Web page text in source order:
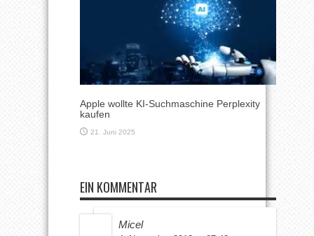
Apple wollte KI-Suchmaschine Perplexity
kaufen
21. Juni 2025
EIN KOMMENTAR
Micel